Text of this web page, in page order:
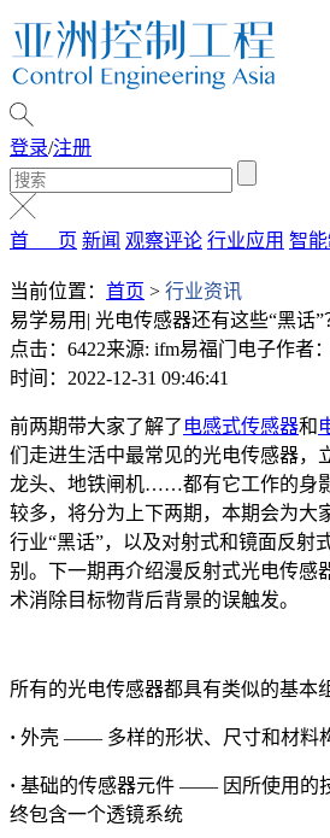
登录/注册
首 页 新闻 观察评论 行业应用 智
当前位置： 首页 > 行业资讯
易学易用| 光电传感器还有这些“黑话”
点击：6422来源: ifm易福门电子作者
时间：2022-12-31 09:46:41
前两期带大家了解了 电感式传感器和
们走进生活中最常见的光电传感器，
龙头、地铁闸机……都有它工作的身
较多，将分为上下两期，本期会为大
行业“黑话”，以及对射式和镜面反射
别。下一期再介绍漫反射式光电传感
术消除目标物背后背景的误触发。
所有的光电传感器都具有类似的基本
· 外壳 —— 多样的形状、尺寸和材料
· 基础的传感器元件 —— 因所使用的
终包含一个透镜系统